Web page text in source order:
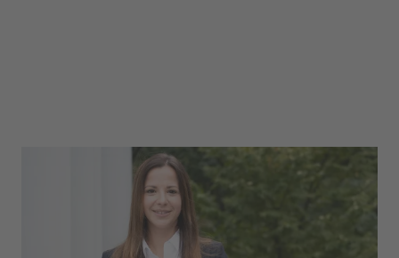
Personelle Verantwortung übernehmen die
Mitglieder des Managements. Auch für
Führungskräfte bietet die uvex group